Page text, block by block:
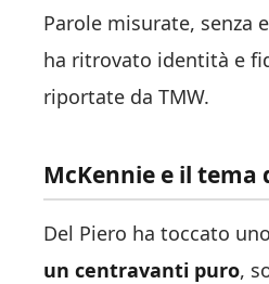
Parole misurate, senza
ha ritrovato identità e
riportate da TMW.
McKennie e il tema
Del Piero ha toccato
un centravanti puro,